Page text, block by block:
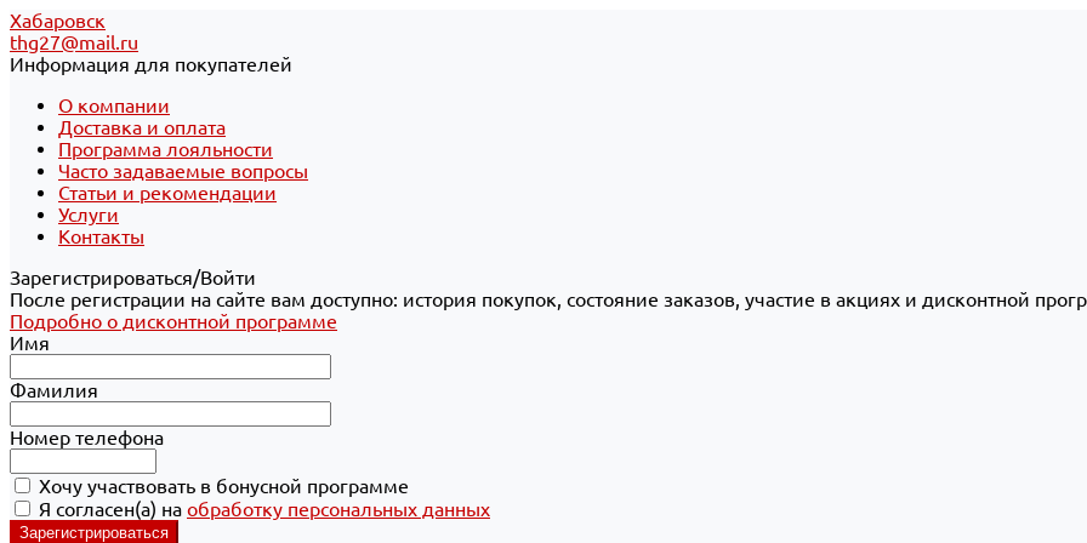
Хабаровск
thg27@mail.ru
Информация для покупателей
О компании
Доставка и оплата
Программа лояльности
Часто задаваемые вопросы
Статьи и рекомендации
Услуги
Контакты
Зарегистрироваться/Войти
После регистрации на сайте вам доступно: история покупок, состояние заказов, участие в акциях и дисконтной
Подробно о дисконтной программе
Имя
Фамилия
Номер телефона
Хочу участвовать в бонусной программе
Я согласен(а) на обработку персональных данных